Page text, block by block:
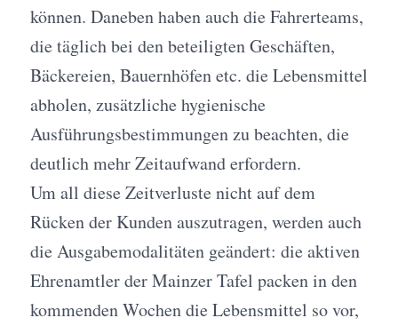
können. Daneben haben auch die Fahrerteams,
die täglich bei den beteiligten Geschäften,
Bäckereien, Bauernhöfen etc. die Lebensmittel
abholen, zusätzliche hygienische
Ausführungsbestimmungen zu beachten, die
deutlich mehr Zeitaufwand erfordern.
Um all diese Zeitverluste nicht auf dem
Rücken der Kunden auszutragen, werden auch
die Ausgabemodalitäten geändert: die aktiven
Ehrenamtler der Mainzer Tafel packen in den
kommenden Wochen die Lebensmittel so vor,